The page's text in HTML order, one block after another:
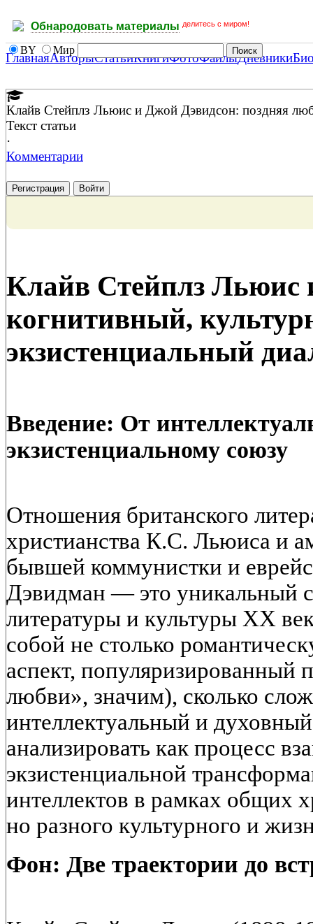
Обнародовать материалы делитесь с миром!
BY Мир
ГлавнаяАвторыСтатьиКнигиФотоФайлыДневники
Клайв Стейплз Льюис и Джой Дэвидсон: поздняя
Текст статьи
·
Комментарии
Регистрация Войти
Клайв Стейплз
когнитивный,
экзистенциальный
Введение: От
экзистенциальному союзу
Отношения британского
христианства К.С. Льюиса и
бывшей коммунистки и
Дэвидман — это уникальный
литературы и культуры XX
собой не столько
аспект, популяризированный
любви», значим), сколько
интеллектуальный и
анализировать как процесс
экзистенциальной
интеллектов в рамках общих
но разного культурного и
Фон: Две траектории до